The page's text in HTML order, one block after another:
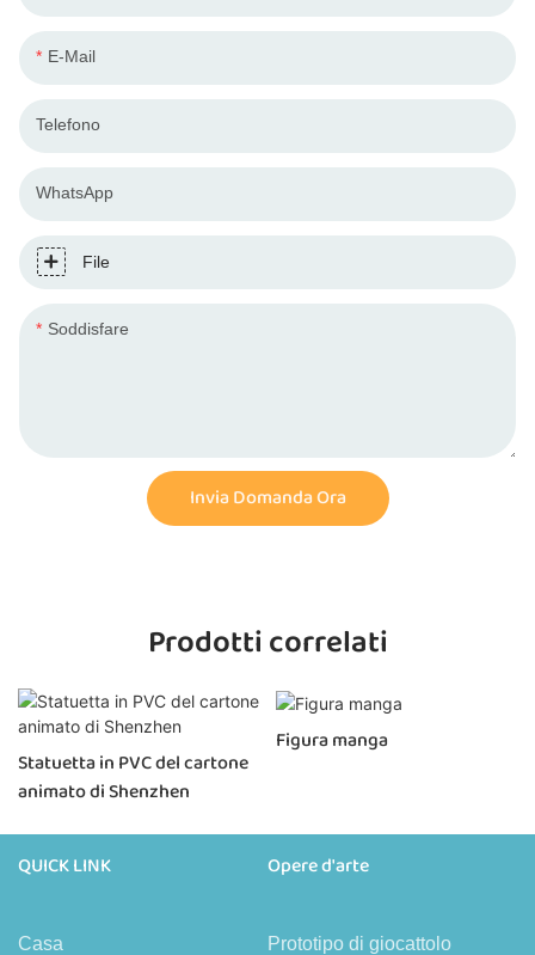
E-Mail
Telefono
WhatsApp
File
Soddisfare
Invia Domanda Ora
Prodotti correlati
Statuetta in PVC del cartone
animato di Shenzhen
Figura manga
QUICK LINK
Casa
Opere d'arte
Prototipo di giocattolo